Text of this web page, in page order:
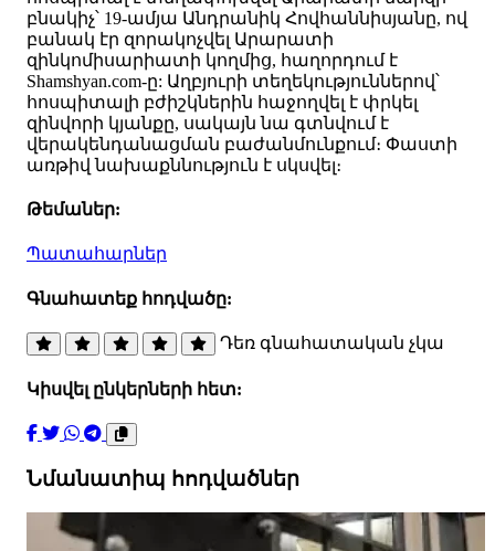
բնակիչ՝ 19-ամյա Անդրանիկ Հովհաննիսյանը, ով
բանակ էր զորակոչվել Արարատի
զինկոմիսարիատի կողմից, հաղորդում է
Shamshyan.com-ը: Աղբյուրի տեղեկություններով՝
հոսպիտալի բժիշկներին հաջողվել է փրկել
զինվորի կյանքը, սակայն նա գտնվում է
վերակենդանացման բաժանմունքում։ Փաստի
առթիվ նախաքննություն է սկսվել։
Թեմաներ:
Պատահարներ
Գնահատեք հոդվածը:
Դեռ գնահատական չկա
Կիսվել ընկերների հետ:
Նմանատիպ հոդվածներ